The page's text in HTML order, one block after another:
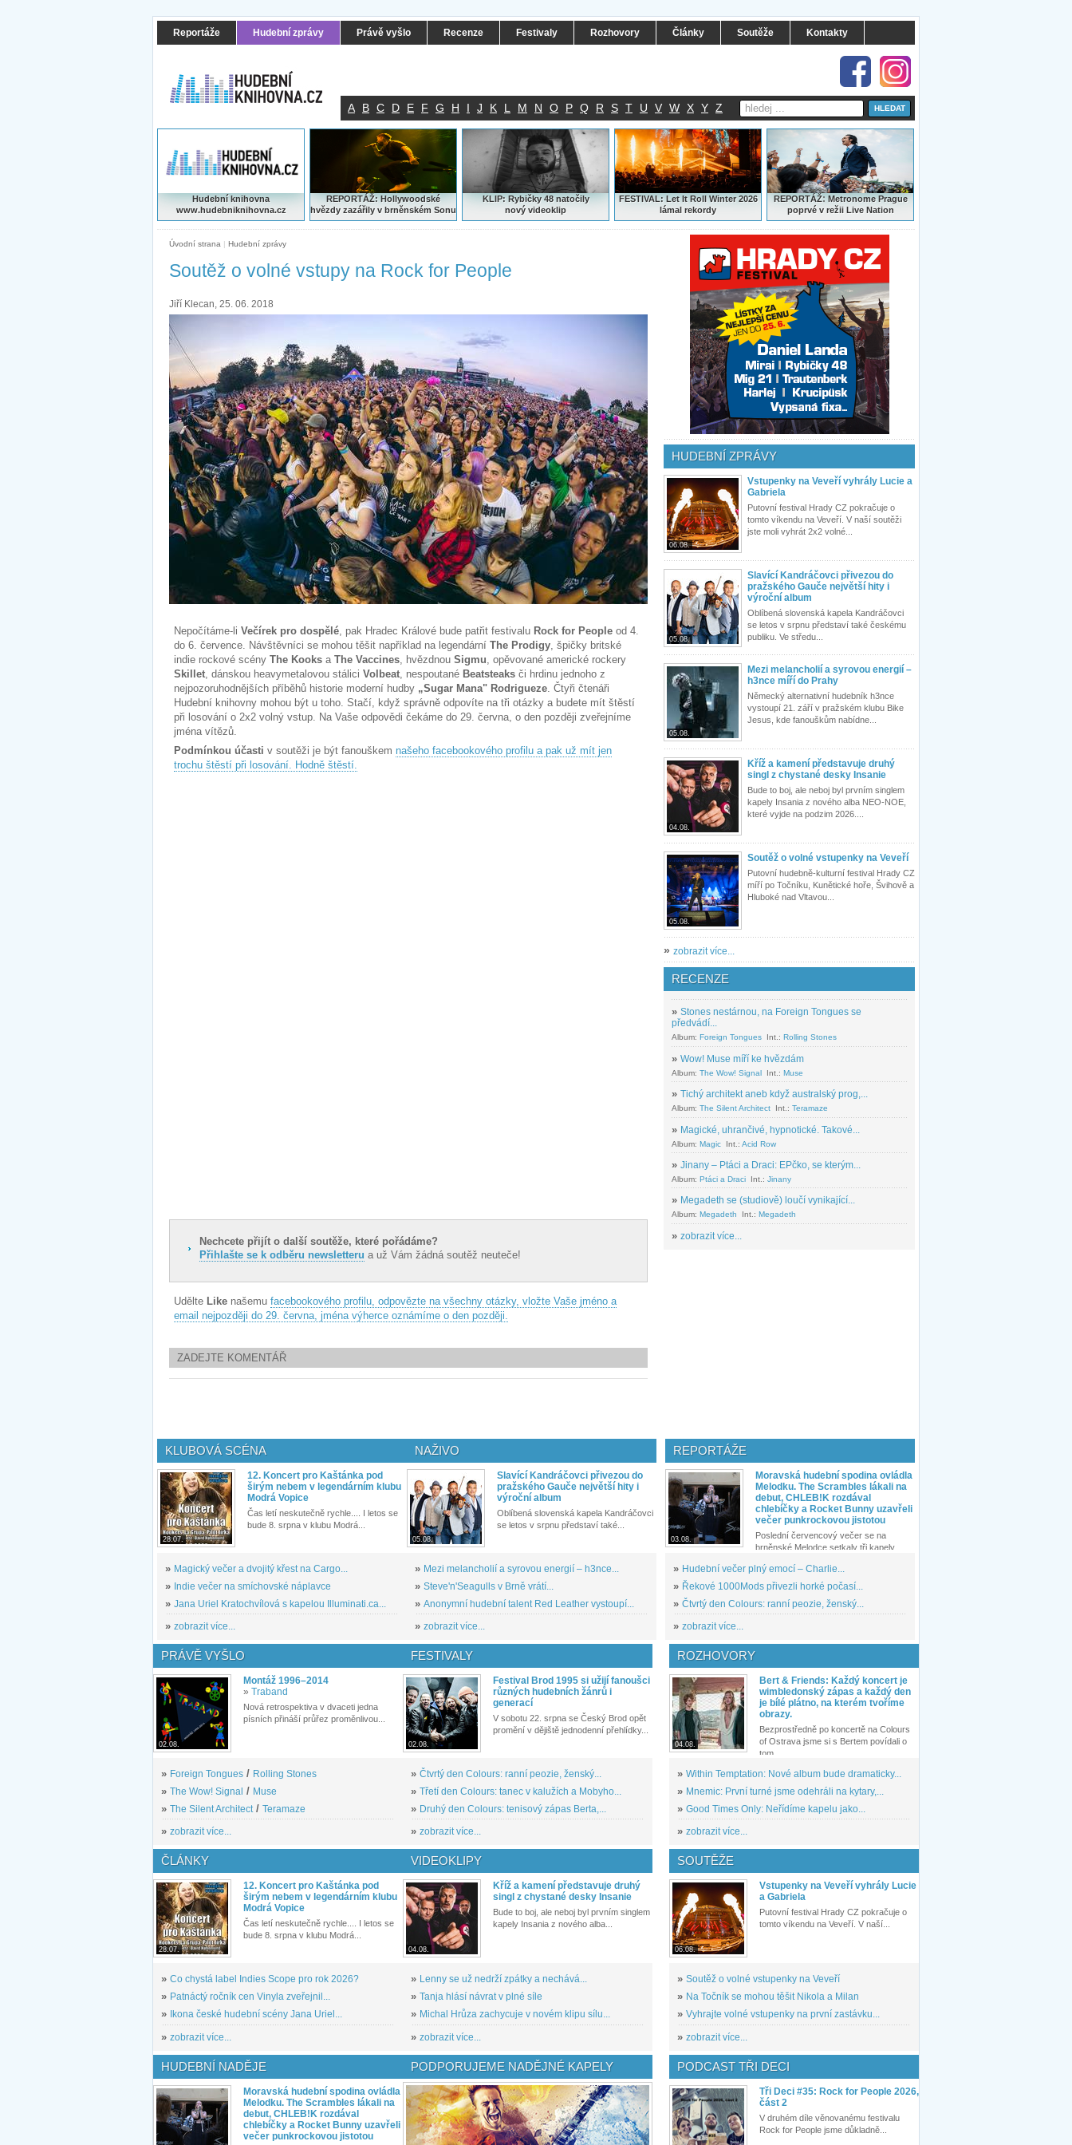
Reportáže Hudební zprávy Právě vyšlo Recenze Festivaly Rozhovory Články Soutěže Kontakty
A B C D E F G H I J K L M N O P Q R S T U V W X Y Z
Hudební knihovna
www.hudebniknihovna.cz
REPORTÁŽ: Hollywoodské
hvězdy zazářily v brněnském Sonu
KLIP: Rybičky 48 natočily
nový videoklip
FESTIVAL: Let It Roll Winter 2026
lámal rekordy
REPORTÁŽ:Metronome Prague
poprvé v režii Live Nation
Úvodní strana | Hudební zprávy
Soutěž o volné vstupy na Rock for People
Jiří Klecan, 25. 06. 2018
Nepočítáme-li Večírek pro dospělé, pak Hradec Králové bude patřit festivalu Rock for People od 4.
do 6. července. Návštěvníci se mohou těšit například na legendární The Prodigy, špičky britské
indie rockové scény The Kooks a The Vaccines, hvězdnou Sigmu, opěvované americké rockery
Skillet, dánskou heavymetalovou stálici Volbeat, nespoutané Beatsteaks či hrdinu jednoho z
nejpozoruhodnějších příběhů historie moderní hudby „Sugar Mana" Rodrigueze. Čtyři čtenáři
Hudební knihovny mohou být u toho. Stačí, když správně odpovíte na tři otázky a budete mít štěstí
při losování o 2x2 volný vstup. Na Vaše odpovědi čekáme do 29. června, o den později zveřejníme
jména vítězů.
Podmínkou účasti v soutěži je být fanouškem našeho facebookového profilu a pak už mít jen
trochu štěstí při losování. Hodně štěstí.
Nechcete přijít o další soutěže, které pořádáme?
Přihlašte se k odběru newsletteru a už Vám žádná soutěž neuteče!
Udělte Like našemu facebookového profilu, odpovězte na všechny otázky, vložte Vaše jméno a
email nejpozději do 29. června, jména výherce oznámíme o den později.
ZADEJTE KOMENTÁŘ
HUDEBNÍ ZPRÁVY
06.08.
Vstupenky na Veveří vyhrály Lucie a
Gabriela
Putovní festival Hrady CZ pokračuje o
tomto víkendu na Veveří. V naší soutěži
jste moli vyhrát 2x2 volné...
05.08.
Slavící Kandráčovci přivezou do
pražského Gauče největší hity i
výroční album
Oblíbená slovenská kapela Kandráčovci
se letos v srpnu představí také českému
publiku. Ve středu...
05.08.
Mezi melancholií a syrovou energií –
h3nce míří do Prahy
Německý alternativní hudebník h3nce
vystoupí 21. září v pražském klubu Bike
Jesus, kde fanouškům nabídne...
04.08.
Kříž a kamení představuje druhý
singl z chystané desky Insanie
Bude to boj, ale neboj byl prvním singlem
kapely Insania z nového alba NEO-NOE,
které vyjde na podzim 2026....
05.08.
Soutěž o volné vstupenky na Veveří
Putovní hudebně-kulturní festival Hrady CZ
míří po Točníku, Kunětické hoře, Švihově a
Hluboké nad Vltavou...
» zobrazit více...
RECENZE
» Stones nestárnou, na Foreign Tongues se
předvádí...
Album: Foreign Tongues Int.: Rolling Stones
» Wow! Muse míří ke hvězdám
Album: The Wow! Signal Int.: Muse
» Tichý architekt aneb když australský prog,...
Album: The Silent Architect Int.: Teramaze
» Magické, uhrančivé, hypnotické. Takové...
Album: Magic Int.: Acid Row
» Jinany – Ptáci a Draci: EPčko, se kterým...
Album: Ptáci a Draci Int.: Jinany
» Megadeth se (studiově) loučí vynikající...
Album: Megadeth Int.: Megadeth
» zobrazit více...
KLUBOVÁ SCÉNA
28.07.
12. Koncert pro Kaštánka pod
širým nebem v legendárním klubu
Modrá Vopice
Čas letí neskutečně rychle.... I letos se
bude 8. srpna v klubu Modrá...
» Magický večer a dvojitý křest na Cargo...
» Indie večer na smíchovské náplavce
» Jana Uriel Kratochvílová s kapelou Illuminati.ca...
» zobrazit více...
NAŽIVO
05.08.
Slavící Kandráčovci přivezou do
pražského Gauče největší hity i
výroční album
Oblíbená slovenská kapela Kandráčovci
se letos v srpnu představí také...
» Mezi melancholií a syrovou energií – h3nce...
» Steve'n'Seagulls v Brně vrátí...
» Anonymní hudební talent Red Leather vystoupí...
» zobrazit více...
REPORTÁŽE
03.08.
Moravská hudební spodina ovládla
Melodku. The Scrambles lákali na
debut, CHLEB!K rozdával
chlebíčky a Rocket Bunny uzavřeli
večer punkrockovou jistotou
Poslední červencový večer se na
brněnské Melodce setkaly tři kapely...
» Hudební večer plný emocí – Charlie...
» Řekové 1000Mods přivezli horké počasí...
» Čtvrtý den Colours: ranní peozie, ženský...
» zobrazit více...
PRÁVĚ VYŠLO
02.08.
Montáž 1996–2014
» Traband
Nová retrospektiva v dvaceti jedna
písních přináší průřez proměnlivou...
» Foreign Tongues / Rolling Stones
» The Wow! Signal / Muse
» The Silent Architect/ Teramaze
» zobrazit více...
FESTIVALY
02.08.
Festival Brod 1995 si užijí fanoušci
různých hudebních žánrů i
generací
V sobotu 22. srpna se Český Brod opět
promění v dějiště jednodenní přehlídky...
» Čtvrtý den Colours: ranní peozie, ženský...
» Třetí den Colours: tanec v kalužích a Mobyho...
» Druhý den Colours: tenisový zápas Berta,...
» zobrazit více...
ROZHOVORY
04.08.
Bert & Friends: Každý koncert je
wimbledonský zápas a každý den
je bílé plátno, na kterém tvoříme
obrazy.
Bezprostředně po koncertě na Colours
of Ostrava jsme si s Bertem povídali o
tom,...
» Within Temptation: Nové album bude dramaticky...
» Mnemic: První turné jsme odehráli na kytary,...
» Good Times Only: Neřídíme kapelu jako...
» zobrazit více...
ČLÁNKY
28.07.
12. Koncert pro Kaštánka pod
širým nebem v legendárním klubu
Modrá Vopice
Čas letí neskutečně rychle.... I letos se
bude 8. srpna v klubu Modrá...
» Co chystá label Indies Scope pro rok 2026?
» Patnáctý ročník cen Vinyla zveřejnil...
»
Ikona české hudební scény Jana Uriel...
» zobrazit více...
VIDEOKLIPY
04.08.
Kříž a kamení představuje druhý
singl z chystané desky Insanie
Bude to boj, ale neboj byl prvním singlem
kapely Insania z nového alba...
» Lenny se už nedrží zpátky a nechává...
» Tanja hlásí návrat v plné síle
» Michal Hrůza zachycuje v novém klipu sílu...
» zobrazit více...
SOUTĚŽE
06.08.
Vstupenky na Veveří vyhrály Lucie
a Gabriela
Putovní festival Hrady CZ pokračuje o
tomto víkendu na Veveří. V naší...
» Soutěž o volné vstupenky na Veveří
» Na Točník se mohou těšit Nikola a Milan
» Vyhrajte volné vstupenky na první zastávku...
» zobrazit více...
HUDEBNÍ NADĚJE
Moravská hudební spodina ovládla
Melodku. The Scrambles lákali na
debut, CHLEB!K rozdával
chlebíčky a Rocket Bunny uzavřeli
večer punkrockovou jistotou
PODPORUJEME NADĚJNÉ KAPELY PODCAST TŘI DECI
Tři Deci #35: Rock for People 2026,
část 2
V druhém díle věnovanému festivalu
Rock for People jsme důkladně...